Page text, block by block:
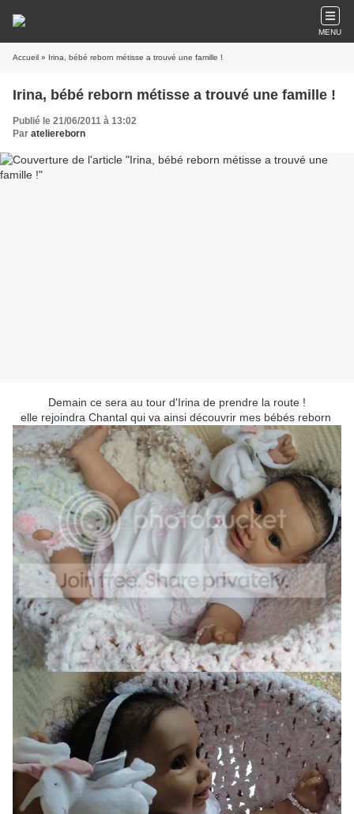
MENU
Accueil » Irina, bébé reborn métisse a trouvé une famille !
Irina, bébé reborn métisse a trouvé une famille !
Publié le 21/06/2011 à 13:02
Par ateliereborn
Demain ce sera au tour d'Irina de prendre la route !
elle rejoindra Chantal qui va ainsi découvrir mes bébés reborn